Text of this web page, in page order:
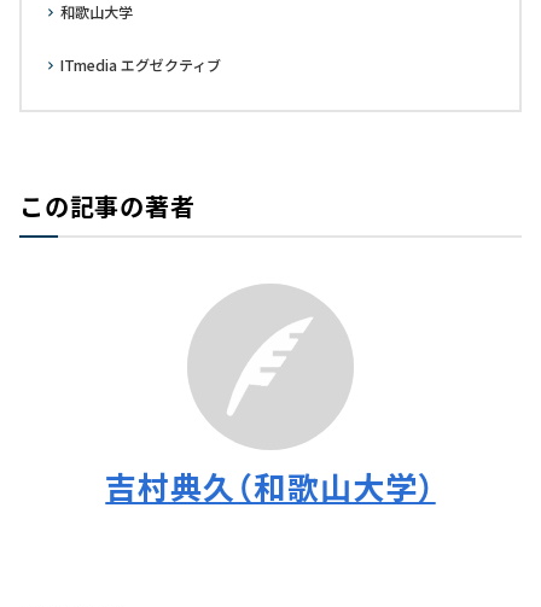
和歌山大学
ITmedia エグゼクティブ
この記事の著者
吉村典久（和歌山大学）